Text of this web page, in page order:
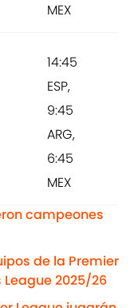
MEX
14:45
ESP,
9:45
ARG,
6:45
MEX
campeones
de la Premier
2025/26